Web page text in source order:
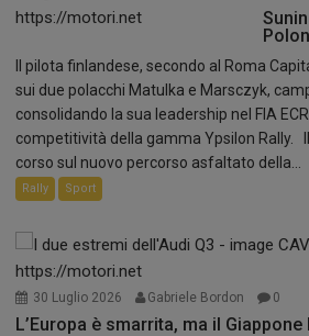
Il pilota finlandese, secondo al Roma
sui due polacchi Matulka e Marsczyk,
consolidando la sua leadership nel FIA
competitività della gamma Ypsilon Rally.
corso sul nuovo percorso asfaltato della...
Rally Sport
30 Luglio 2026 Gabriele Bordon 0
L’Europa è smarrita, ma il